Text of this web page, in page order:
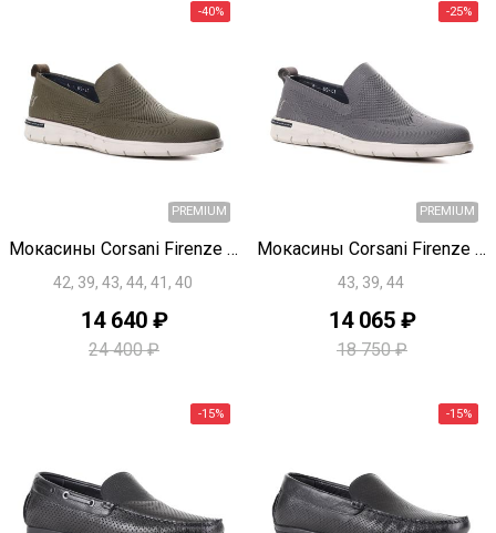
PREMIUM
-20%
Быстрый просмотр Мокасины Corsani Firenze U1824
42, 39, 43, 44, 41, 40
14 640 ₽
24 400 ₽
Быстрый просмотр Мокасины Corsani Firenze U1823
43, 39, 44
14 065 ₽
18 750 ₽